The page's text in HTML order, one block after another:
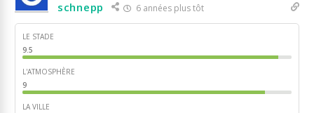
schnepp 6 années plus tôt
LE STADE
9.5
L'ATMOSPHÈRE
9
LA VILLE